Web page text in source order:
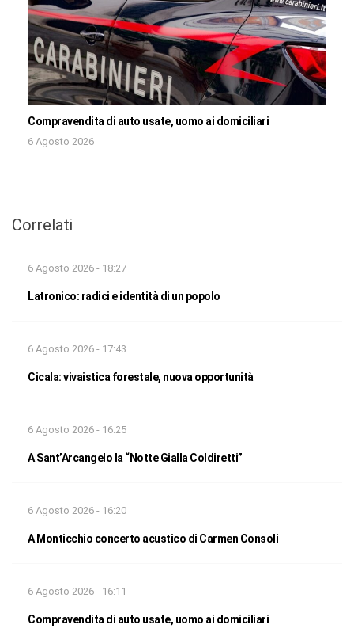
Compravendita di auto usate, uomo ai domiciliari
6 Agosto 2026
Correlati
6 Agosto 2026 - 18:27
Latronico: radici e identità di un popolo
6 Agosto 2026 - 17:43
Cicala: vivaistica forestale, nuova opportunità
6 Agosto 2026 - 16:25
A Sant’Arcangelo la “Notte Gialla Coldiretti”
6 Agosto 2026 - 16:20
A Monticchio concerto acustico di Carmen Consoli
6 Agosto 2026 - 16:11
Compravendita di auto usate, uomo ai domiciliari